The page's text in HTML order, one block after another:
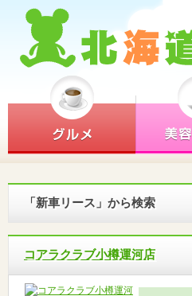
「新車リース」から検索
コアラクラブ小樽運河店